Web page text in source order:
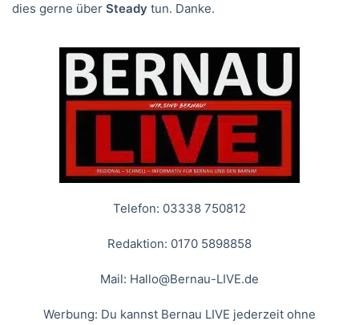
dies gerne über Steady tun. Danke.
Telefon: 03338 750812
Redaktion: 0170 5898858
Mail: Hallo@Bernau-LIVE.de
Werbung: Du kannst Bernau LIVE jederzeit ohne